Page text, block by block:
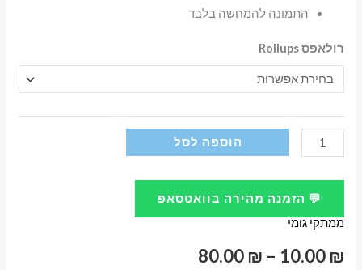
התמונה להמחשה בלבד
רולאפס Rollups
כמות
של
רולאפס
Rollups
הוספה לסל
💬 הזמנה מהירה בוואטסאפ
ממתקי גומי
10.00 ₪
–
80.00 ₪